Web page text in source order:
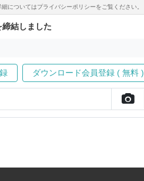
についてはプライバシーポリシーをご覧ください。
結しました
ダウンロード会員登録 ( 無料 )